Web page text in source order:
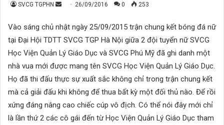
SVCG TGPHN
Send
email
26/09/2016 0 253
Vào sáng chủ nhật ngày 25/09/2015 trận chung kết bóng đá nữ
tại Đại Hội TDTT SVCG TGP Hà Nội giữa 2 đội tuyển nữ SVCG
Học Viện Quản Lý Giáo Dục và SVCG Phú Mỹ đã ghi danh một
nhà vua mới được mang tên SVCG Học Viện Quản Lý Giáo Dục.
Họ đã thi đấu thực sự xuất sắc không chỉ trong trận chung kết
mà cả giải đấu khi không để thua bất kỳ một đối thủ nào. Để rồi
xứng đáng nâng cao chiếc cúp vô địch. Có thể nói đây mới chỉ
là lần thứ 2 các cô gái đến từ Học Viện Quản Lý Giáo Dục tham